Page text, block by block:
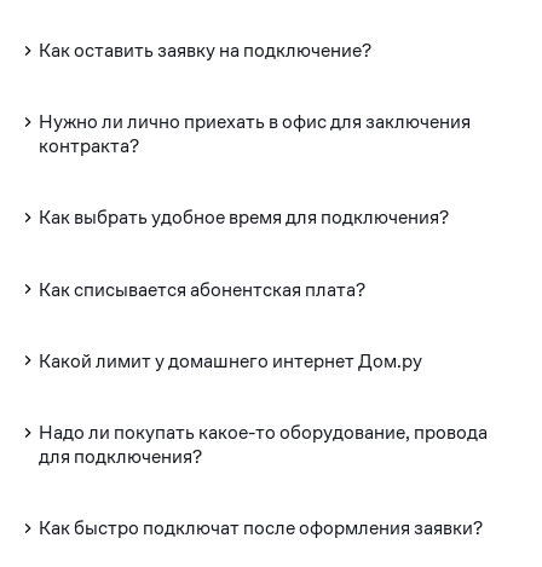
Как оставить заявку на подключение?
Нужно ли лично приехать в офис для заключения
контракта?
Как выбрать удобное время для подключения?
Как списывается абонентская плата?
Какой лимит у домашнего интернет Дом.ру
Надо ли покупать какое-то оборудование, провода
для подключения?
Как быстро подключат после оформления заявки?